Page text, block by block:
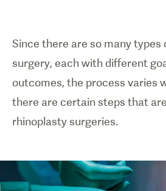
Since there are so many types
surgery, each with different
outcomes, the process varies
there are certain steps that
rhinoplasty surgeries.